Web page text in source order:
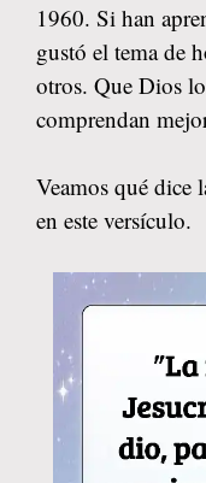
1960. Si han
gustó el tema de
otros. Que Dios
comprendan
Veamos qué dice
en este versículo.